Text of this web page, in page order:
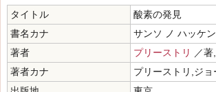
タイトル
酸素の発見
書名カナ
サンソ ノ ハッケン
著者
プリーストリ ／著,
著者カナ
プリーストリ,ジョ